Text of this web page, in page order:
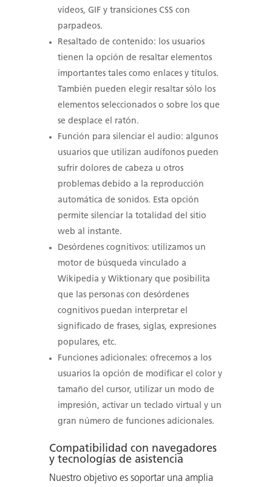
vídeos, GIF y transiciones CSS con
parpadeos.
Resaltado de contenido: los usuarios
tienen la opción de resaltar elementos
importantes tales como enlaces y títulos.
También pueden elegir resaltar sólo los
elementos seleccionados o sobre los que
se desplace el ratón.
Función para silenciar el audio: algunos
usuarios que utilizan audífonos pueden
sufrir dolores de cabeza u otros
problemas debido a la reproducción
automática de sonidos. Esta opción
permite silenciar la totalidad del sitio
web al instante.
Desórdenes cognitivos: utilizamos un
motor de búsqueda vinculado a
Wikipedia y Wiktionary que posibilita
que las personas con desórdenes
cognitivos puedan interpretar el
significado de frases, siglas, expresiones
populares, etc.
Funciones adicionales: ofrecemos a los
usuarios la opción de modificar el color y
tamaño del cursor, utilizar un modo de
impresión, activar un teclado virtual y un
gran número de funciones adicionales.
Compatibilidad con navegadores
y tecnologías de asistencia
Nuestro objetivo es soportar una amplia